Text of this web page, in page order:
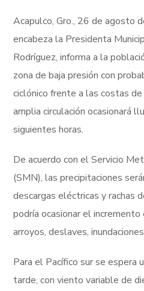
Acapulco, Gro., 26 de agosto
encabeza la Presidenta
Rodríguez, informa a la
zona de baja presión con
ciclónico frente a las costas de
amplia circulación ocasionará
siguientes horas.
De acuerdo con el Servicio
(SMN), las precipitaciones
descargas eléctricas y rachas
podría ocasionar el
arroyos, deslaves,
Para el Pacífico sur se espera
tarde, con viento variable de